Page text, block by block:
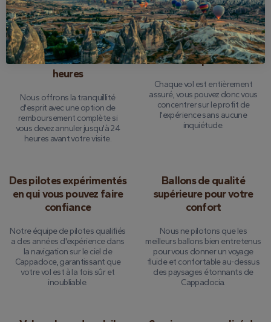
Garantie de
remboursement de 24
heures
Nous offrons la tranquillité
d'esprit avec une option de
remboursement complète si
vous devez annuler jusqu'à 24
heures avant votre visite.
Assurance tournée
complète
Chaque vol est entièrement
assuré, vous pouvez donc vous
concentrer sur le profit de
l'expérience sans aucune
inquiétude.
Des pilotes expérimentés
en qui vous pouvez faire
confiance
Notre équipe de pilotes qualifiés
a des années d'expérience dans
la navigation sur le ciel de
Cappadoce, garantissant que
votre vol est à la fois sûr et
inoubliable.
Ballons de qualité
supérieure pour votre
confort
Nous ne pilotons que les
meilleurs ballons bien entretenus
pour vous donner un voyage
fluide et confortable au-dessus
des paysages étonnants de
Cappadocia.